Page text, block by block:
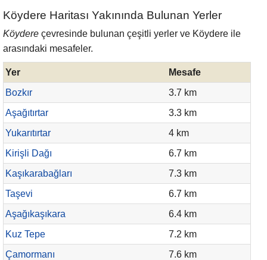
Köydere Haritası Yakınında Bulunan Yerler
Köydere çevresinde bulunan çeşitli yerler ve Köydere ile
arasındaki mesafeler.
Yer
Mesafe
Bozkır
3.7 km
Aşağıtırtar
3.3 km
Yukarıtırtar
4 km
Kirişli Dağı
6.7 km
Kaşıkarabağları
7.3 km
Taşevi
6.7 km
Aşağıkaşıkara
6.4 km
Kuz Tepe
7.2 km
Çamormanı
7.6 km